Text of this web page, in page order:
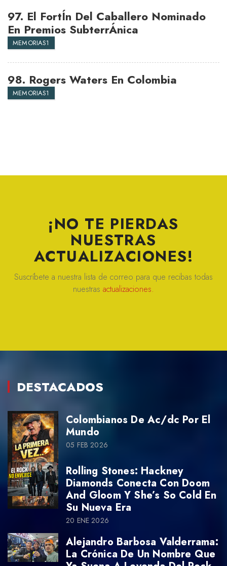
97. El FortÍn Del Caballero Nominado
En Premios SubterrÁnica
MEMORIAS1
98. Rogers Waters En Colombia
MEMORIAS1
¡NO TE PIERDAS
NUESTRAS
ACTUALIZACIONES!
Suscríbete a nuestra lista de correo para que recibas todas
nuestras actualizaciones.
DESTACADOS
Colombianos De Ac/dc Por El
Mundo
05 FEB 2026
Rolling Stones: Hackney
Diamonds Conecta Con Doom
And Gloom Y She’s So Cold En
Su Nueva Era
20 ENE 2026
Alejandro Barbosa Valderrama:
La Crónica De Un Nombre Que